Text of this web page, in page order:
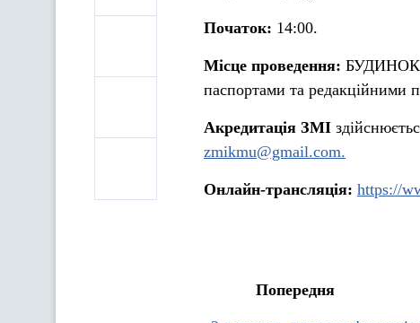
Початок: 14:00.
Місце проведення: БУДИНОК
паспортами та редакційними
Акредитація ЗМІ
zmikmu@gmail.com.
Онлайн-трансляція: https://
Попередня